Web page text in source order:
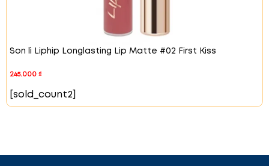
#03 Bird Kiss – Hồng trà
Matte #03 Bird Kiss là tông màu san hô tươi tắn, dễ
dàng kết hợp với nhiều phong cách trang điểm khác
nhau. Tạo vẻ ngoài dễ thương, trẻ trung.
Son lì Liphip Longlasting Lip Matte #02 First Kiss
245.000₫
[sold_count2]